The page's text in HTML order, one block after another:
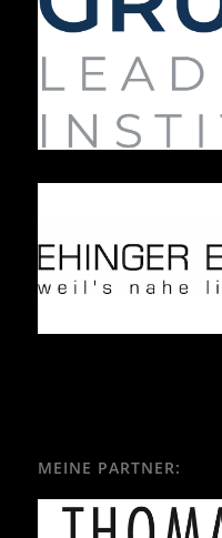
MEINE PARTNER: